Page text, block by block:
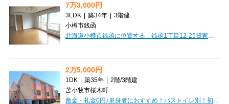
7万3,000円
3LDK | 築34年 | 3階建
小樽市銭函
2万5,000円
1DK | 築35年 | 2階/3階建
苫小牧市桜木町